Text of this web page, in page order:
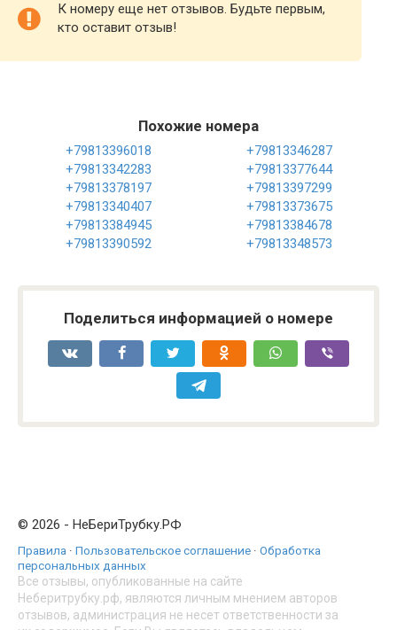
К номеру еще нет отзывов. Будьте первым,
кто оставит отзыв!
Похожие номера
+79813396018
+79813346287
+79813342283
+79813377644
+79813378197
+79813397299
+79813340407
+79813373675
+79813384945
+79813384678
+79813390592
+79813348573
Поделиться информацией о номере
© 2026 - НеБериТрубку.РФ
Правила · Пользовательское соглашение · Обработка
персональных данных
Все отзывы, опубликованные на сайте
Неберитрубку.рф, являются личным мнением авторов
отзывов, администрация не несет ответственности за